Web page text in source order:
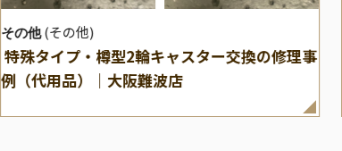
その他 (その他)
特殊タイプ・樽型2輪キャスター交換の修理事
例（代用品）｜大阪難波店